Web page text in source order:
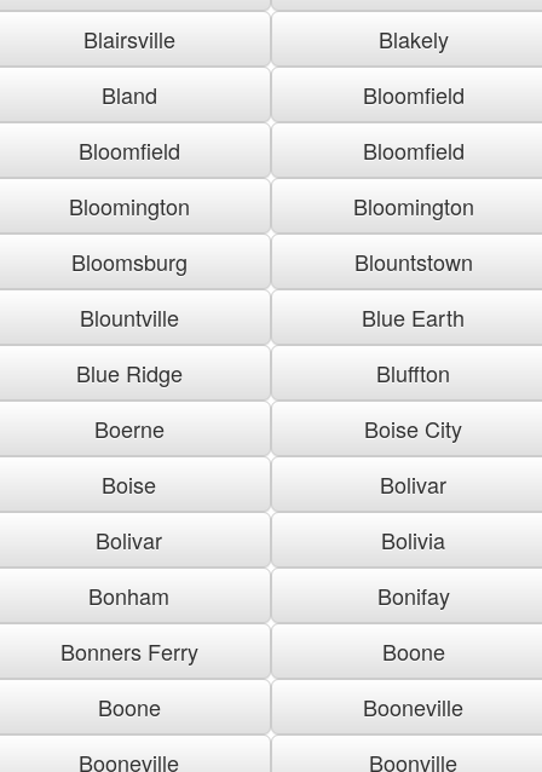
Blairsville
Blakely
Bland
Bloomfield
Bloomfield
Bloomfield
Bloomington
Bloomington
Bloomsburg
Blountstown
Blountville
Blue Earth
Blue Ridge
Bluffton
Boerne
Boise City
Boise
Bolivar
Bolivar
Bolivia
Bonham
Bonifay
Bonners Ferry
Boone
Boone
Booneville
Booneville
Boonville